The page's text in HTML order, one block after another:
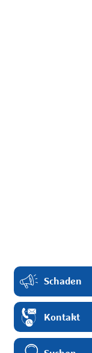
Schaden
Kontakt